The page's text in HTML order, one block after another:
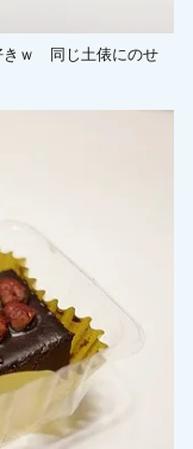
きｗ 同じ土俵にのせ